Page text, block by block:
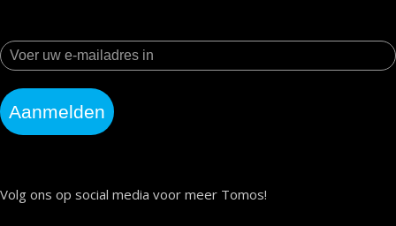
Aanmelden
Volg ons op social media voor meer Tomos!